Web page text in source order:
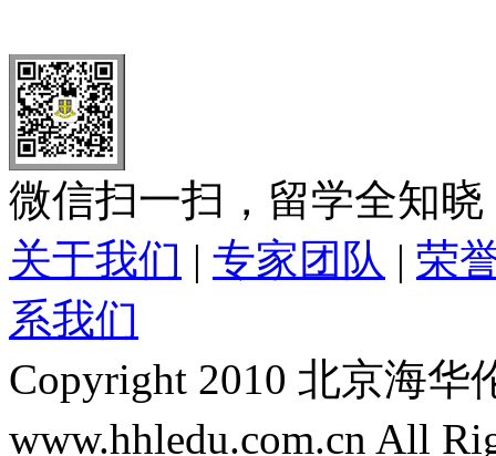
微信扫一扫，留学全知晓
关于我们 | 专家团队 | 荣
系我们
Copyright 2010 北京海
www.hhledu.com.cn All